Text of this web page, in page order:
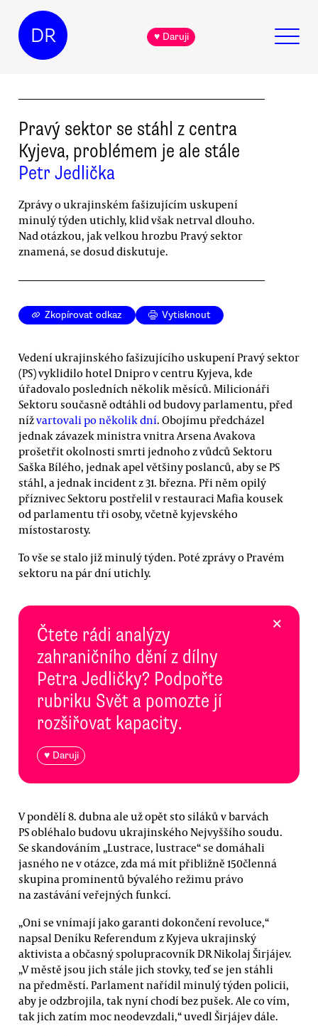
DR ♥ Daruji
Pravý sektor se stáhl z centra
Kyjeva, problémem je ale stále
Petr Jedlička
Zprávy o ukrajinském fašizujícím uskupení
minulý týden utichly, klid však netrval dlouho.
Nad otázkou, jak velkou hrozbu Pravý sektor
znamená, se dosud diskutuje.
Zkopírovat odkaz Vytisknout
Vedení ukrajinského fašizujícího uskupení Pravý sektor
(PS) vyklidilo hotel Dnipro v centru Kyjeva, kde
úřadovalo posledních několik měsíců. Milicionáři
Sektoru současně odtáhli od budovy parlamentu, před
nížvartovali po několik dní. Obojímu předcházel
jednak závazek ministra vnitra Arsena Avakova
prošetřit okolnosti smrti jednoho z vůdců Sektoru
Saška Bílého, jednak apel většiny poslanců, aby se PS
stáhl, a jednak incident z 31. března. Při něm opilý
příznivec Sektoru postřelil v restauraci Mafia kousek
od parlamentu tři osoby, včetně kyjevského
místostarosty.
To vše se stalo již minulý týden. Poté zprávy o Pravém
sektoru na pár dní utichly.
Čtete rádi analýzy
zahraničního dění z dílny
Petra Jedličky? Podpořte
rubriku Svět a pomozte jí
rozšiřovat kapacity.
♥ Daruji
×
V pondělí 8. dubna ale už opět sto siláků v barvách
PS obléhalo budovu ukrajinského Nejvyššího soudu.
Se skandováním „Lustrace, lustrace“ se domáhali
jasného ne v otázce, zda má mít přibližně 150členná
skupina prominentů bývalého režimu právo
na zastávání veřejných funkcí.
„Oni se vnímají jako garanti dokončení revoluce,“
napsal Deníku Referendum z Kyjeva ukrajinský
aktivista a občasný spolupracovník DR Nikolaj Širjájev.
„V městě jsou jich stále jich stovky, teď se jen stáhli
na předměstí. Parlament nařídil minulý týden policii,
aby je odzbrojila, tak nyní chodí bez pušek. Ale co vím,
tak jich zatím moc neodevzdali,“ uvedl Širjájev dále.